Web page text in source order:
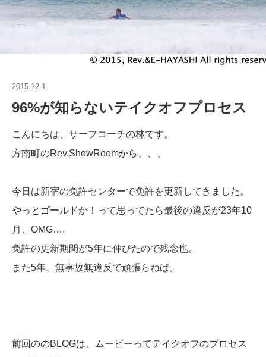
2015.12.1
96%が知らないテイクオフプロセス
こんにちは、サーフコーチの林です。
方南町のRev.ShowRoomから、、、
今日は新宿の免許センターで免許を更新してきました。
やっとゴールドか！って思ってたら最後の違反が23年10
月、OMG….
免許の更新期間が5年に伸びたので残念也。
また5年、無事故無違反で頑張らねば。
前回ののBLOGは、ムービーってテイクオフのプロセス